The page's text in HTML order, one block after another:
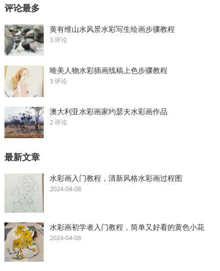
评论最多
黄有维山水风景水彩写生绘画步骤教程
3 评论
唯美人物水彩插画线稿上色步骤教程
3 评论
澳大利亚水彩画家约瑟夫水彩画作品
2 评论
最新文章
水彩画入门教程，清新风格水彩画过程图
2024-04-08
水彩画初学者入门教程，简单又好看的黄色小花
2024-04-08